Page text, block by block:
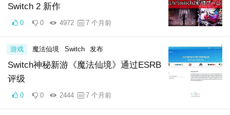
Switch 2 新作
0 0 4972 7 个月前
Switch神秘新游《魔法仙境》通过ESRB
评级
游戏 魔法仙境 Switch 发布
0 0 2444 7 个月前